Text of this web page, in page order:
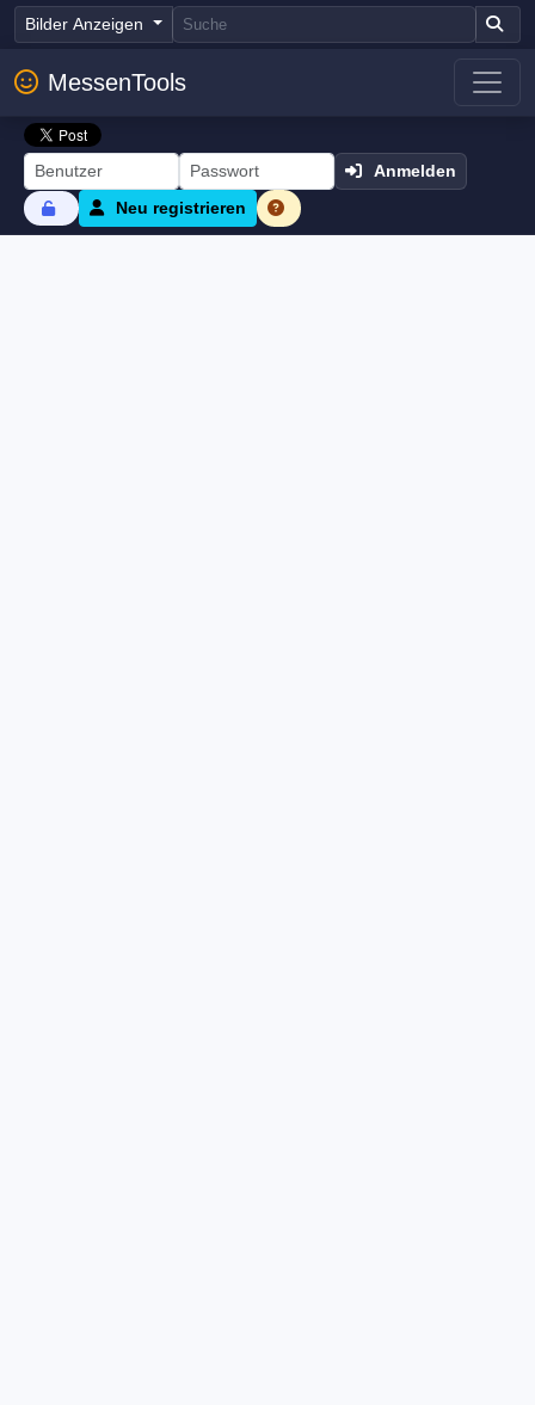
Bilder Anzeigen
MessenTools
Anmelden
Neu registrieren